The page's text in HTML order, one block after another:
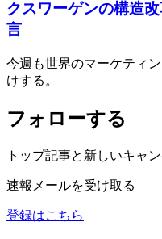
クスワーゲンの構造
言
今週も世界のマーケティ
けする。
フォローする
トップ記事と新しいキャ
速報メールを受け取る
登録はこちら